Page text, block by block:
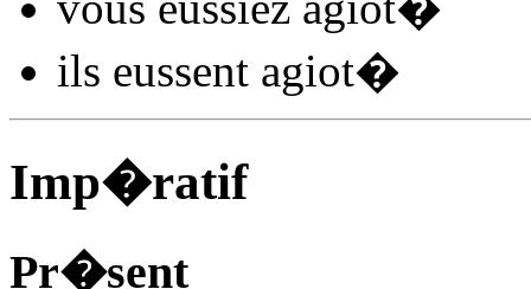
ils eussent agiot�
Imp�ratif
Pr�sent